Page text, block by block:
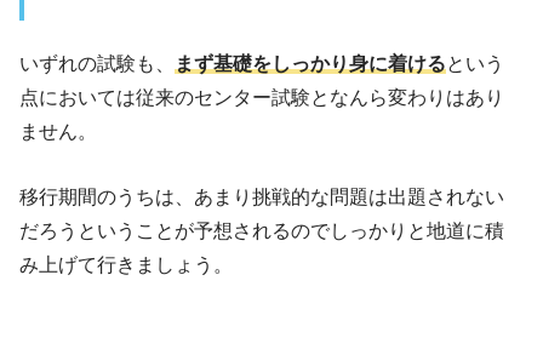
いずれの試験も、 まず基礎をしっかり身に着けるという
点においては従来のセンター試験となんら変わりはあり
ません。
移行期間のうちは、あまり挑戦的な問題は出題されない
だろうということが予想されるのでしっかりと地道に積
み上げて行きましょう。